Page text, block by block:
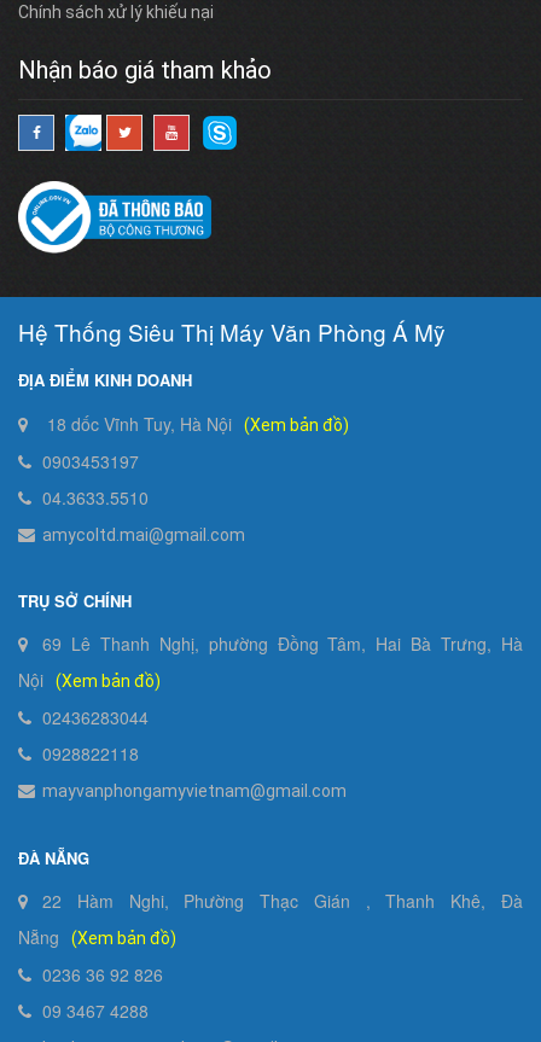
Chính sách xử lý khiếu nại
Nhận báo giá tham khảo
Hệ Thống Siêu Thị Máy Văn Phòng Á Mỹ
ĐỊA ĐIỂM KINH DOANH
18 dốc Vĩnh Tuy, Hà Nội (Xem bản đồ)
0903453197
04.3633.5510
amycoltd.mai@gmail.com
TRỤ SỞ CHÍNH
69 Lê Thanh Nghị, phường Đồng Tâm, Hai Bà Trưng, Hà
Nội
(Xem bản đồ)
02436283044
0928822118
mayvanphongamyvietnam@gmail.com
ĐÀ NẴNG
22 Hàm Nghi, Phường Thạc Gián , Thanh Khê, Đà
Nẵng
(Xem bản đồ)
0236 36 92 826
09 3467 4288